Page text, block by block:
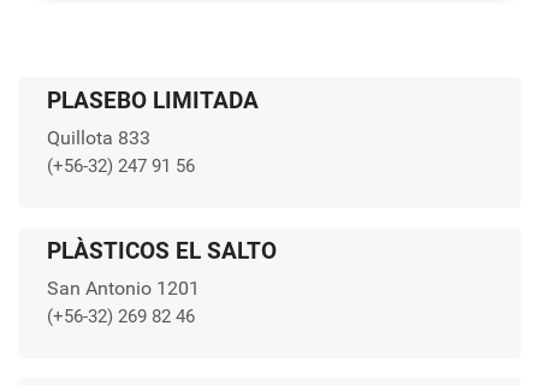
PLASEBO LIMITADA
Quillota 833
(+56-32) 247 91 56
PLÀSTICOS EL SALTO
San Antonio 1201
(+56-32) 269 82 46